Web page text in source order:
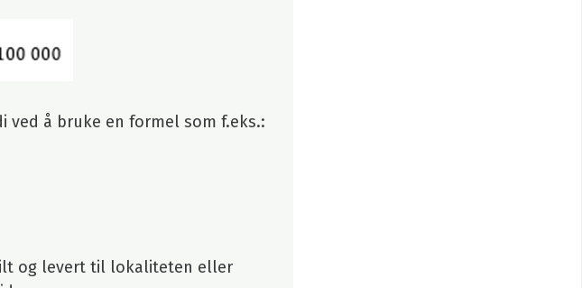
ved å bruke en formel som f.eks.:
og levert til lokaliteten eller